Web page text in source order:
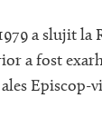
a slujit
a fost
Episcop-